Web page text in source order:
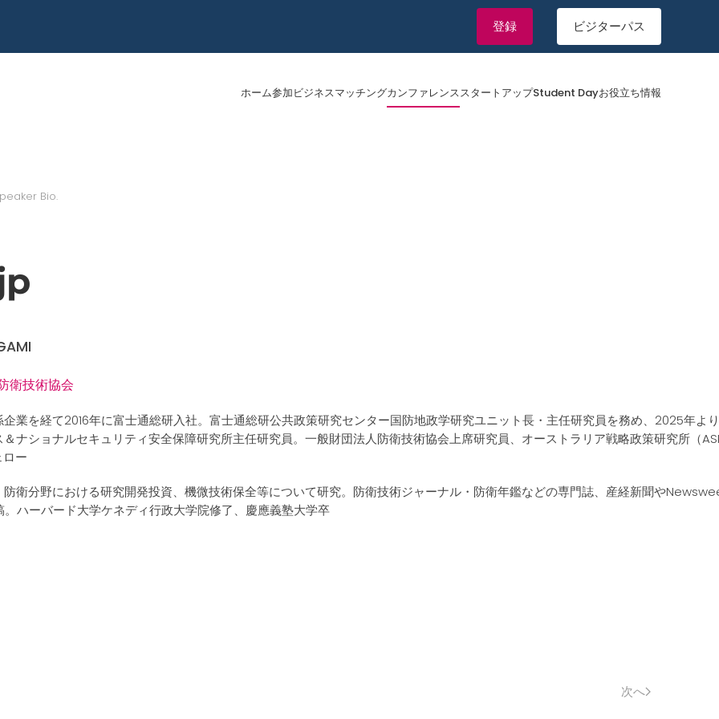
登録 ビジターパス
ホーム参加ビジネスマッチングカンファレンススタートアップStudent Dayお役立ち情報
Bio.
衛技術協会
業を経て2016年に富士通総研入社。富士通総研公共政策研究センター国防地政学研究ユニット長・主任研究員を務め、2025年よ
ナショナルセキュリティ安全保障研究所主任研究員。一般財団法人防衛技術協会上席研究員、オーストラリア戦略政策研究所（
ー
衛分野における研究開発投資、機微技術保全等について研究。防衛技術ジャーナル・防衛年鑑などの専門誌、産経新聞や
ハーバード大学ケネディ行政大学院修了、慶應義塾大学卒
次へ